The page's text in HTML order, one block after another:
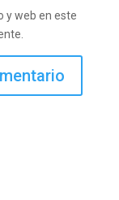
y web en este